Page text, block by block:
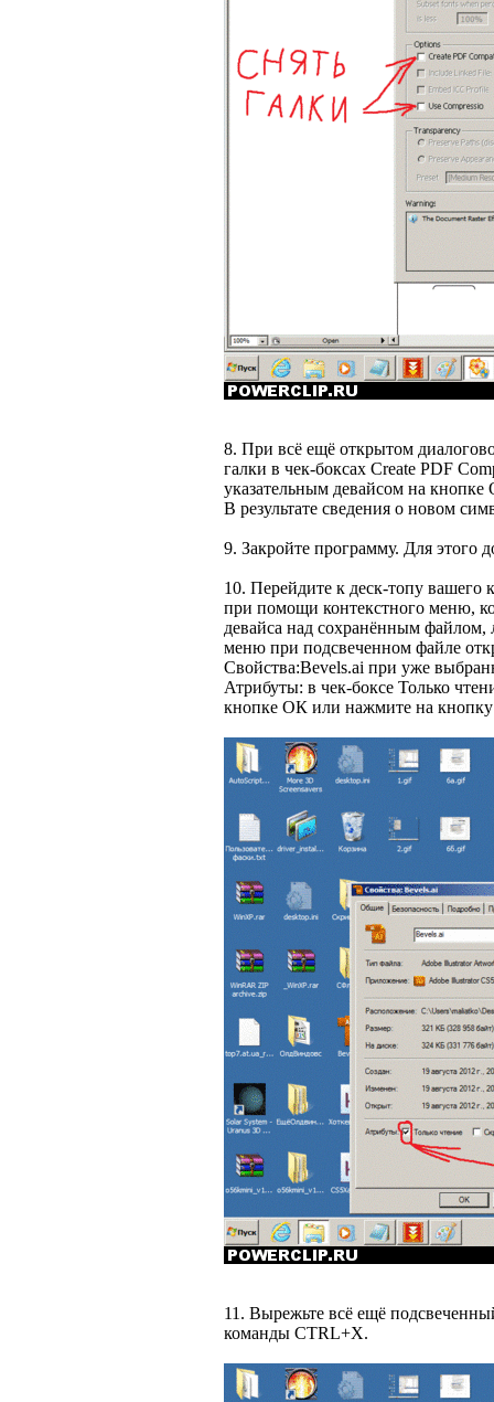
8. При всё ещё открытом
галки в чек-боксах Create PDF
указательным девайсом на
В результате сведения о новом
9. Закройте программу. Для этого
10. Перейдите к деск-топу вашего
при помощи контекстного меню,
девайса над сохранённым файлом,
меню при подсвеченном файле
Свойства:Bevels.ai при уже
Атрибуты: в чек-боксе Только
кнопке ОК или нажмите на кнопку
11. Вырежьте всё ещё
команды CTRL+X.